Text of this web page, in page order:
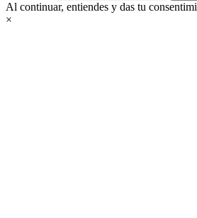
Al continuar, entiendes y das tu
×